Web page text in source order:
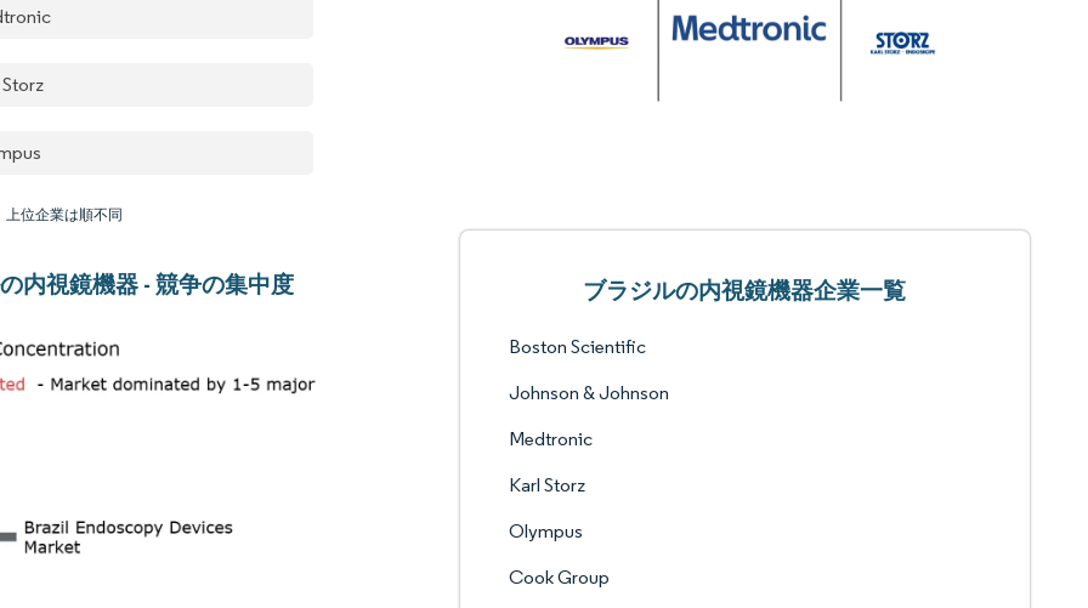
上位企業は順不同
内視鏡機器 - 競争の集中度 ブラジルの内視鏡機器企業一覧
Boston Scientific
Johnson & Johnson
Medtronic
Karl Storz
Olympus
Cook Group